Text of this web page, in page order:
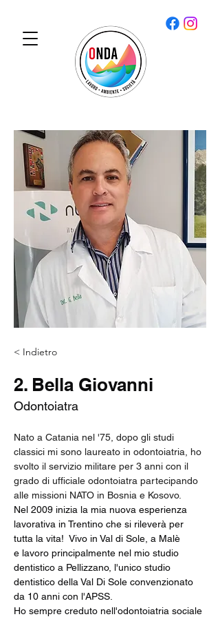
< Indietro
2. Bella Giovanni
Odontoiatra
Nato a Catania nel '75, dopo gli studi
classici mi sono laureato in odontoiatria, ho
svolto il servizio militare per 3 anni con il
grado di ufficiale odontoiatra partecipando
alle missioni NATO in Bosnia e Kosovo.
Nel 2009 inizia la mia nuova esperienza
lavorativa in Trentino che si rileverà per
tutta la vita!  Vivo in Val di Sole, a Malè
e lavoro principalmente nel mio studio
dentistico a Pellizzano, l'unico studio
dentistico della Val Di Sole convenzionato
da 10 anni con l'APSS.
Ho sempre creduto nell'odontoiatria sociale